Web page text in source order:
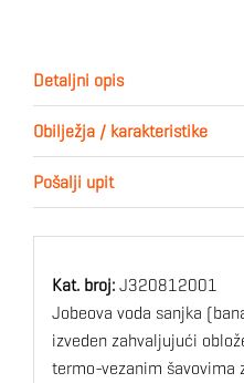
Detaljni opis
Obilježja / karakteristike
Pošalji upit
Kat. broj:J320812001
Jobeova voda sanjka
izveden zahvaljujući
termo-vezanim šavovima